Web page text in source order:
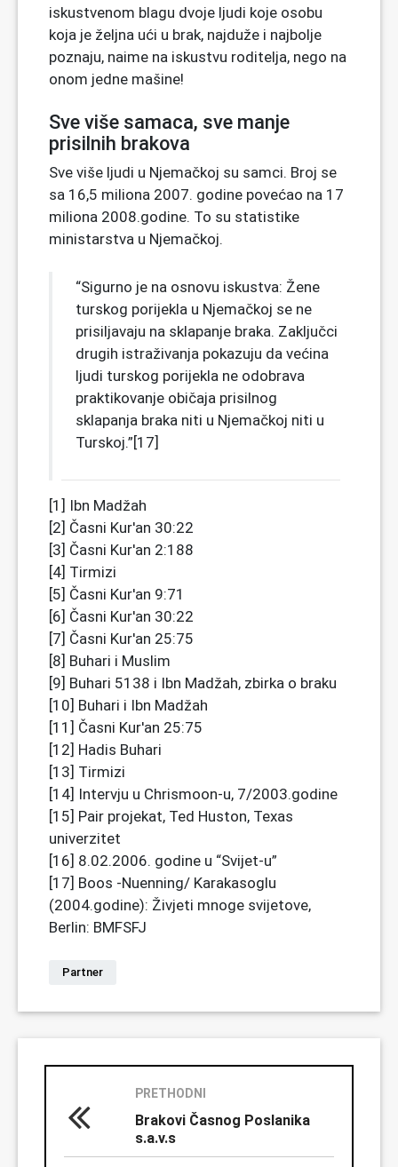
iskustvenom blagu dvoje ljudi koje osobu
koja je željna ući u brak, najduže i najbolje
poznaju, naime na iskustvu roditelja, nego na
onom jedne mašine!
Sve više samaca, sve manje
prisilnih brakova
Sve više ljudi u Njemačkoj su samci. Broj se
sa 16,5 miliona 2007. godine povećao na 17
miliona 2008.godine. To su statistike
ministarstva u Njemačkoj.
“Sigurno je na osnovu iskustva: Žene
turskog porijekla u Njemačkoj se ne
prisiljavaju na sklapanje braka. Zaključci
drugih istraživanja pokazuju da većina
ljudi turskog porijekla ne odobrava
praktikovanje običaja prisilnog
sklapanja braka niti u Njemačkoj niti u
Turskoj.”[17]
[1] Ibn Madžah
[2] Časni Kur'an 30:22
[3] Časni Kur'an 2:188
[4] Tirmizi
[5] Časni Kur'an 9:71
[6] Časni Kur'an 30:22
[7] Časni Kur'an 25:75
[8] Buhari i Muslim
[9] Buhari 5138 i Ibn Madžah, zbirka o braku
[10] Buhari i Ibn Madžah
[11] Časni Kur'an 25:75
[12] Hadis Buhari
[13] Tirmizi
[14] Intervju u Chrismoon-u, 7/2003.godine
[15] Pair projekat, Ted Huston, Texas
univerzitet
[16] 8.02.2006. godine u “Svijet-u”
[17] Boos -Nuenning/ Karakasoglu
(2004.godine): Živjeti mnoge svijetove,
Berlin: BMFSFJ
Partner
PRETHODNI
Brakovi Časnog Poslanika
s.a.v.s